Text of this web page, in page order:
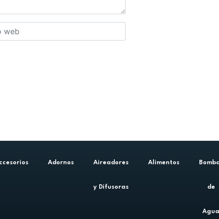
Adornos Aireadores
y Difusoras
Alimentos
de